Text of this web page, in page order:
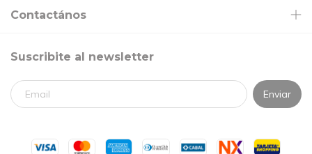
Contactános
Suscribite al newsletter